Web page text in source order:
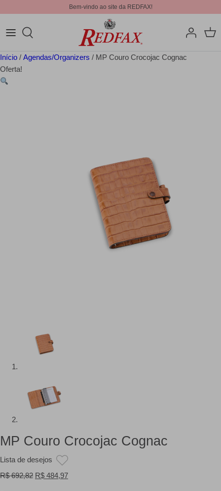
Bem-vindo ao site da REDFAX!
Início / Agendas/Organizers / MP Couro Crocojac Cognac
Oferta!
MP Couro Crocojac Cognac
Lista de desejos
R$692,82 O
R$ 484,97O